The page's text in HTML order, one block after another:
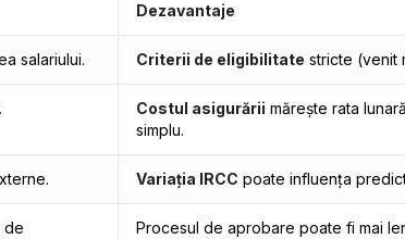
Dezavantaje
salariului. Criterii de eligibilitate stricte (venit
Costul asigurării mărește rata
simplu.
Variația IRCC poate influența
de
Procesul de aprobare poate fi mai